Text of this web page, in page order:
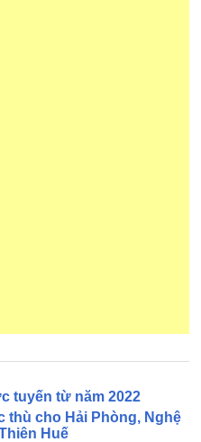
tuyến từ năm 2022
thù cho Hải Phòng, Nghệ
Huế